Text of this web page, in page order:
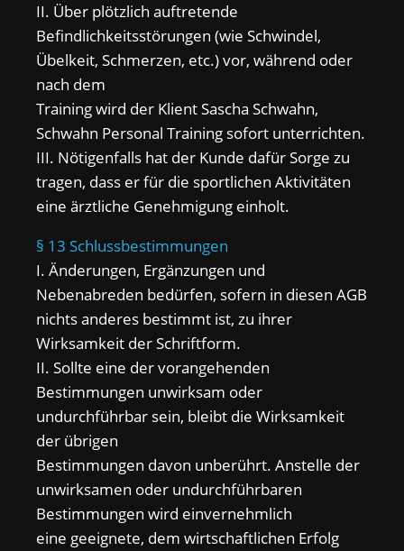
II. Über plötzlich auftretende
Befindlichkeitsstörungen (wie Schwindel,
Übelkeit, Schmerzen, etc.) vor, während oder
nach dem
Training wird der Klient Sascha Schwahn,
Schwahn Personal Training sofort unterrichten.
III. Nötigenfalls hat der Kunde dafür Sorge zu
tragen, dass er für die sportlichen Aktivitäten
eine ärztliche Genehmigung einholt.
§ 13 Schlussbestimmungen
I. Änderungen, Ergänzungen und
Nebenabreden bedürfen, sofern in diesen AGB
nichts anderes bestimmt ist, zu ihrer
Wirksamkeit der Schriftform.
II. Sollte eine der vorangehenden
Bestimmungen unwirksam oder
undurchführbar sein, bleibt die Wirksamkeit
der übrigen
Bestimmungen davon unberührt. Anstelle der
unwirksamen oder undurchführbaren
Bestimmungen wird einvernehmlich
eine geeignete, dem wirtschaftlichen Erfolg